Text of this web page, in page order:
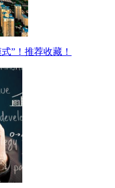
”！推荐收藏！